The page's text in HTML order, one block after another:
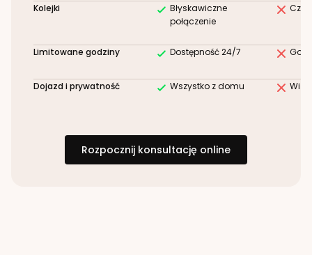
Kolejki
Błyskawiczne
połączenie
Limitowane godziny Dostępność 24/7
Dojazd i prywatność Wszystko z domu
Rozpocznij konsultację online